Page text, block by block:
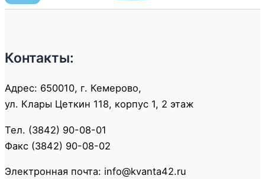
Контакты:
Адрес: 650010, г. Кемерово,
ул. Клары Цеткин 118, корпус 1, 2 этаж
Тел. (3842) 90-08-01
Факс (3842) 90-08-02
Электронная почта: info@kvanta42.ru